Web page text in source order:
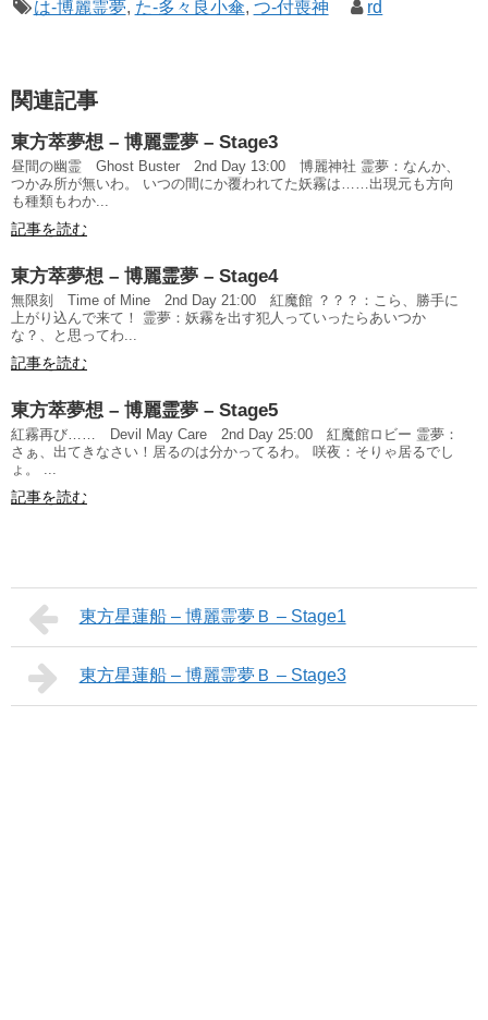
は-博麗霊夢, た-多々良小傘, つ-付喪神 rd
関連記事
東方萃夢想 – 博麗霊夢 – Stage3
昼間の幽霊 Ghost Buster 2nd Day 13:00 博麗神社 霊夢：なんか、
つかみ所が無いわ。 いつの間にか覆われてた妖霧は……出現元も方向
も種類もわか...
記事を読む
東方萃夢想 – 博麗霊夢 – Stage4
無限刻 Time of Mine 2nd Day 21:00 紅魔館 ？？？：こら、勝手に
上がり込んで来て！ 霊夢：妖霧を出す犯人っていったらあいつか
な？、と思ってわ...
記事を読む
東方萃夢想 – 博麗霊夢 – Stage5
紅霧再び…… Devil May Care 2nd Day 25:00 紅魔館ロビー 霊夢：
さぁ、出てきなさい！居るのは分かってるわ。 咲夜：そりゃ居るでし
ょ。 ...
記事を読む
東方星蓮船 – 博麗霊夢Ｂ – Stage1
東方星蓮船 – 博麗霊夢Ｂ – Stage3